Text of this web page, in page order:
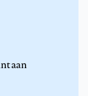
aan